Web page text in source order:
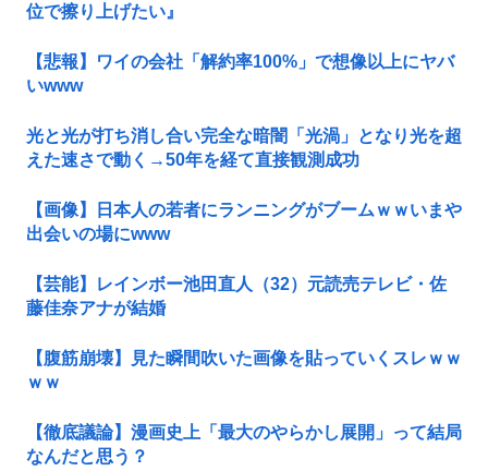
位で擦り上げたい』
【悲報】ワイの会社「解約率100%」で想像以上にヤバ
いwww
光と光が打ち消し合い完全な暗闇「光渦」となり光を超
えた速さで動く→50年を経て直接観測成功
【画像】日本人の若者にランニングがブームｗｗいまや
出会いの場にwww
【芸能】レインボー池田直人（32）元読売テレビ・佐
藤佳奈アナが結婚
【腹筋崩壊】見た瞬間吹いた画像を貼っていくスレｗｗ
ｗｗ
【徹底議論】漫画史上「最大のやらかし展開」って結局
なんだと思う？